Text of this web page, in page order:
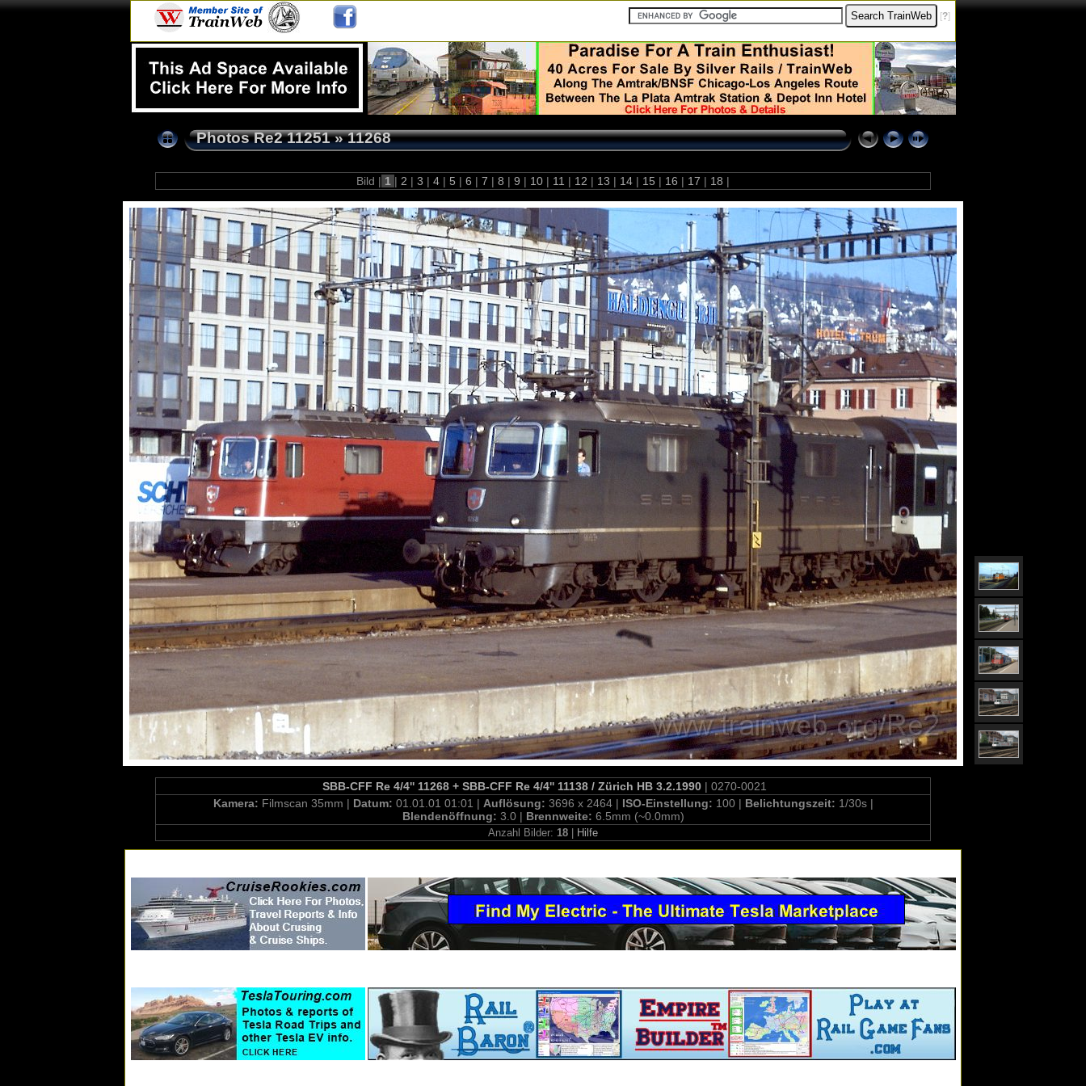
[?]
Photos Re2 11251»11268
Bild | 1 | 2 | 3 | 4 | 5 | 6 | 7 | 8 | 9 | 10 | 11 | 12 | 13 | 14 | 15 | 16 | 17 | 18 |
SBB-CFF Re 4/4'' 11268 + SBB-CFF Re 4/4'' 11138 / Zürich HB 3.2.1990 | 0270-0021
Kamera: Filmscan 35mm | Datum: 01.01.01 01:01 | Auflösung: 3696 x 2464 | ISO-Einstellung: 100 | Belichtungszeit: 1/30s |
Blendenöffnung: 3.0 | Brennweite: 6.5mm (~0.0mm)
Anzahl Bilder: 18 Hilfe